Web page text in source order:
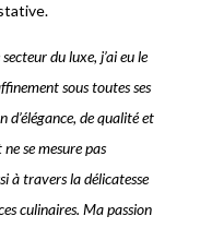
du luxe, j’ai eu le
sous toutes ses
d’élégance, de qualité et
se mesure pas
à travers la délicatesse
culinaires. Ma passion